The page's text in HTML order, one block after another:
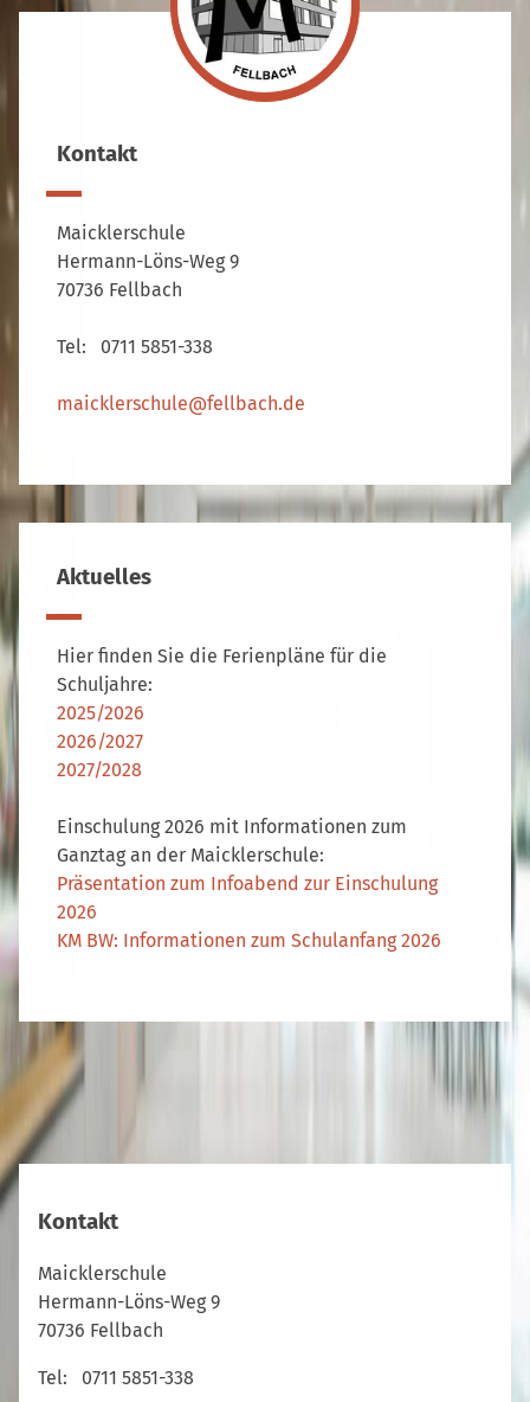
Kontakt
Maicklerschule
Hermann-Löns-Weg 9
70736 Fellbach
Tel: 0711 5851-338
maicklerschule@fellbach.de
Aktuelles
Hier finden Sie die Ferienpläne für die
Schuljahre:
2025/2026
2026/2027
2027/2028
Einschulung 2026 mit Informationen zum
Ganztag an der Maicklerschule:
Präsentation zum Infoabend zur Einschulung
2026
KM BW: Informationen zum Schulanfang 2026
Kontakt
Maicklerschule
Hermann-Löns-Weg 9
70736 Fellbach
Tel: 0711 5851-338